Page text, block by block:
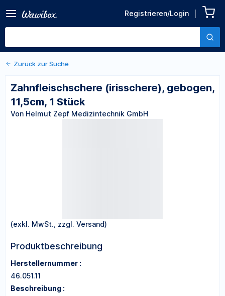
Registrieren/Login
11,5cm, 1 Stück
Von Helmut Zepf Medizintechnik
Zurück zur Suche
Zahnfleischschere (irisschere), gebogen,
11,5cm, 1 Stück
Von Helmut Zepf Medizintechnik GmbH
(exkl. MwSt., zzgl. Versand)
Produktbeschreibung
Herstellernummer :
46.051.11
Beschreibung :